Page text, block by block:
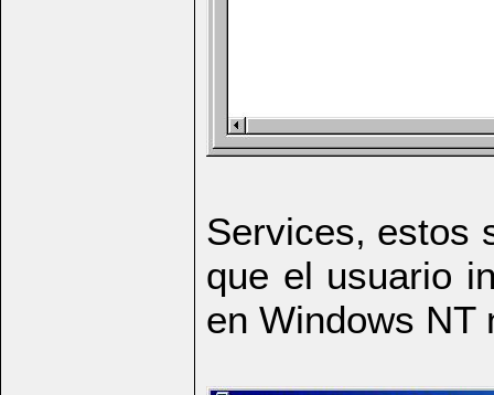
Services, estos
que el usuario
en Windows NT